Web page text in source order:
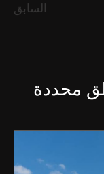
السابق
محددة